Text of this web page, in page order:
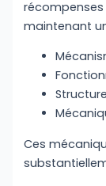
maintenant
Ces